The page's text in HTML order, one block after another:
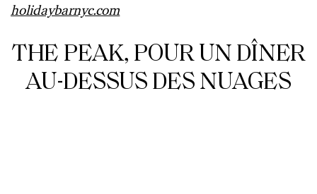
holidaybarnyc.com
THE PEAK, POUR UN DÎNER
AU-DESSUS DES NUAGES